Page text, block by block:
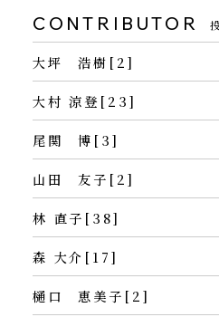
CONTRIBUTOR
大坪 浩樹[2]
大村 涼登[23]
尾関 博[3]
山田 友子[2]
林 直子[38]
森 大介[17]
樋口 恵美子[2]